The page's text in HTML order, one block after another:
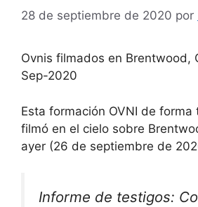
28 de septiembre de 2020 por
Ovnis filmados en Brentwood,
Sep-2020
Esta formación OVNI de forma
filmó en el cielo sobre
ayer (26 de septiembre de
Informe de testigos: